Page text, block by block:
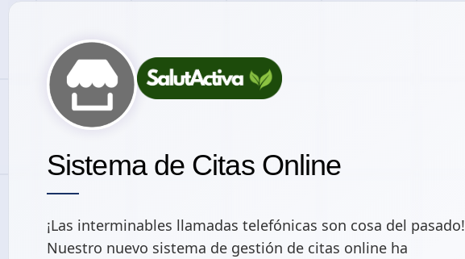
Sistema de Citas Online
¡Las interminables llamadas telefónicas son cosa del pasado!
Nuestro nuevo sistema de gestión de citas online ha